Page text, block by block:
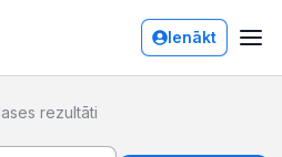
Ienākt
rezultāti